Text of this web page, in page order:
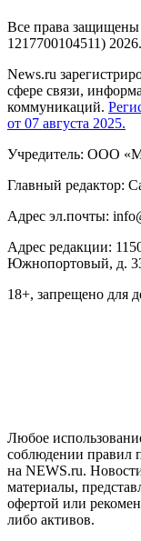
Все права
1217700104511) 2026.
News.ru
сфере связи,
коммуникаций.
от 07 августа 2025.
Учредитель: ООО
Главный редактор:
Адрес эл.почты:
Адрес редакции:
Южнопортовый, д.
18+, запрещено для
Любое
соблюдении правил
на NEWS.ru.
материалы,
офертой или
либо активов.